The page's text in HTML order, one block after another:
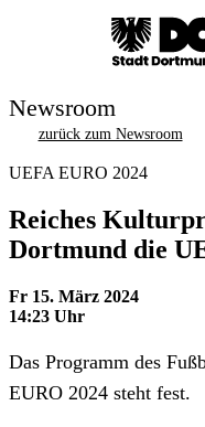
Newsroom
zurück zum Newsroom
UEFA EURO 2024
Reiches
Dortmund die
Fr 15. März 2024
14:23 Uhr
Das Programm des
EURO 2024 steht fest.